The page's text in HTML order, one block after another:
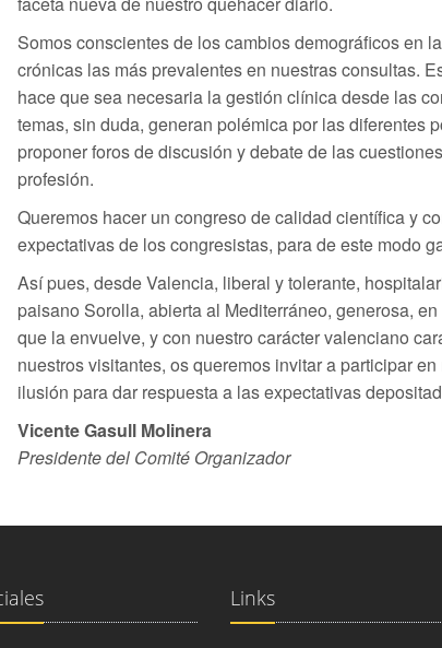
Somos conscientes de los cambios demográficos en
crónicas las más prevalentes en nuestras consultas.
hace que sea necesaria la gestión clínica desde las
temas, sin duda, generan polémica por las diferentes
proponer foros de discusión y debate de las
profesión.
Queremos hacer un congreso de calidad científica y
expectativas de los congresistas, para de este modo
Así pues, desde Valencia, liberal y tolerante,
paisano Sorolla, abierta al Mediterráneo, generosa,
que la envuelve, y con nuestro carácter valenciano
nuestros visitantes, os queremos invitar a participar
ilusión para dar respuesta a las expectativas
Vicente Gasull Molinera
Presidente del Comité Organizador
Links